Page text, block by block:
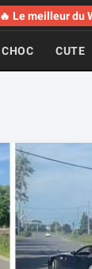
🔥 Le meilleur du
CHOC CUTE